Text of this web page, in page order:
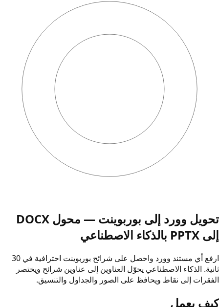
تحويل وورد إلى بوربوينت — محول DOCX
إلى PPTX بالذكاء الاصطناعي
ارفع أي مستند وورد واحصل على شرائح بوربوينت احترافية في 30
ثانية. الذكاء الاصطناعي يحوّل العناوين إلى عناوين شرائح ويختصر
الفقرات إلى نقاط ويحافظ على الصور والجداول والتنسيق.
كيف يعمل